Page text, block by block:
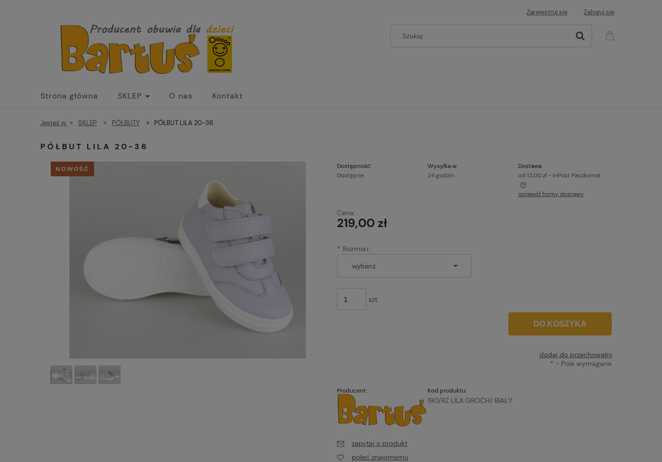
Zarejestruj się Zaloguj się
Strona główna SKLEP O nas Kontakt
Jesteś w: » SKLEP » PÓŁBUTY » PÓŁBUT LILA 20-36
PÓŁBUT LILA 20-36
NOWOŚĆ
Dostępność:
Dostępne
Wysyłka w:
24 godzin
Dostawa:
od 12,00 zł - InPost Paczkomat
sprawdź formy dostawy
Cena:
219,00 zł
* Rozmiar:
szt.
DO KOSZYKA
dodaj do przechowalni
* - Pole wymagane
Producent: Kod produktu:
190/RZ LILA GROCH/ BIAŁY
zapytaj o produkt
poleć znajomemu